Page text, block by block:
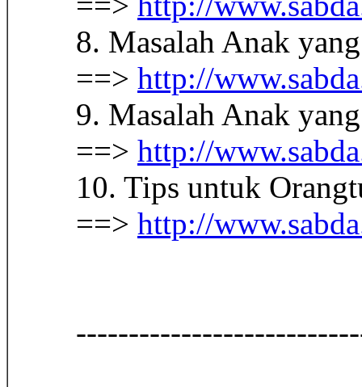
8. Masalah Anak
==> http://
9. Masalah Anak
==> http://
10. Tips untuk
==> http://